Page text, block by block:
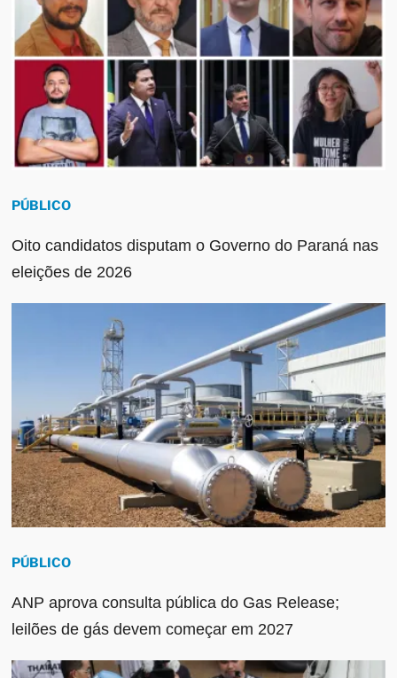
PÚBLICO
Oito candidatos disputam o Governo do Paraná nas
eleições de 2026
PÚBLICO
ANP aprova consulta pública do Gas Release;
leilões de gás devem começar em 2027